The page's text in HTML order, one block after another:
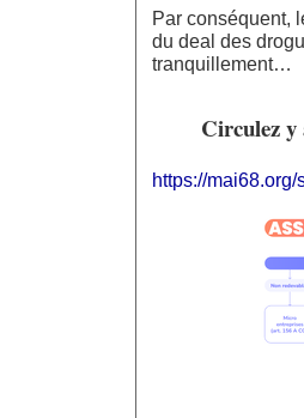
Par conséquent,
du deal des
tranquillement…
Circulez y
https://